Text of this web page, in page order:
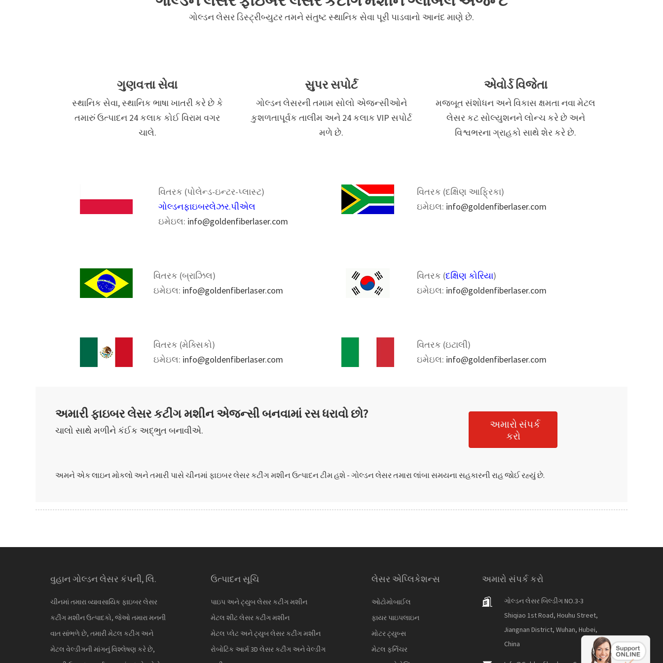
ગોલ્ડન લેસર ડિસ્ટ્રીબ્યુટર તમને સંતુષ્ટ સ્થાનિક સેવા પૂરી પાડવાનો આનંદ માણે છે.
ગુણવત્તા સેવા
સ્થાનિક સેવા, સ્થાનિક ભાષા ખાતરી કરે છે કે
તમારું ઉત્પાદન 24 કલાક કોઈ વિરામ વગર
ચાલે.
સુપર સપોર્ટ
ગોલ્ડન લેસરની તમામ સોલો એજન્સીઓને
કુશળતાપૂર્વક તાલીમ અને 24 કલાક VIP સપોર્ટ
મળે છે.
એવોર્ડ વિજેતા
મજબૂત સંશોધન અને વિકાસ ક્ષમતા નવા મેટલ
લેસર કટ સોલ્યુશનને લોન્ચ કરે છે અને
વિશ્વભરના ગ્રાહકો સાથે શેર કરે છે.
વિતરક (પોલેન્ડ-ઇન્ટર-પ્લાસ્ટ)
ગોલ્ડનફાઇબરલેઝર.પીએલ
ઇમેઇલ: info@goldenfiberlaser.com
વિતરક (દક્ષિણ આફ્રિકા)
ઇમેઇલ: info@goldenfiberlaser.com
વિતરક (બ્રાઝિલ)
ઇમેઇલ: info@goldenfiberlaser.com
વિતરક (દક્ષિણ કોરિયા)
ઇમેઇલ: info@goldenfiberlaser.com
વિતરક (મેક્સિકો)
ઇમેઇલ: info@goldenfiberlaser.com
વિતરક (ઇટાલી)
ઇમેઇલ: info@goldenfiberlaser.com
અમારી ફાઇબર લેસર કટીંગ મશીન એજન્સી બનવામાં રસ ધરાવો છો?
ચાલો સાથે મળીને કંઈક અદ્ભુત બનાવીએ.
અમારો સંપર્ક
કરો
અમને એક લાઇન મોકલો અને તમારી પાસે ચીનમાં ફાઇબર લેસર કટીંગ મશીન ઉત્પાદન ટીમ હશે - ગોલ્ડન લેસર તમારા લાંબા સમયના સહકારની રાહ જોઈ રહ્યું છે.
વુહાન ગોલ્ડન લેસર કંપની, લિ.
ચીનમાં તમારા વ્યાવસાયિક ફાઇબર લેસર
કટીંગ મશીન ઉત્પાદકો, જેઓ તમારા મનની
વાત સાંભળે છે, તમારી મેટલ કટીંગ અને
મેટલ વેલ્ડીંગની માંગનું વિશ્લેષણ કરે છે,
ઉત્પાદન સૂચિ
પાઇપ અને ટ્યુબ લેસર કટીંગ મશીન
મેટલ શીટ લેસર કટીંગ મશીન
મેટલ પ્લેટ અને ટ્યુબ લેસર કટીંગ મશીન
રોબોટિક આર્મ 3D લેસર કટીંગ અને વેલ્ડીંગ
લેસર એપ્લિકેશન્સ
ઓટોમોબાઈલ
ફાયર પાઇપલાઇન
મોટર ટ્યુબ્સ
મેટલ ફર્નિચર
અમારો સંપર્ક કરો
ગોલ્ડન લેસર બિલ્ડીંગ NO.3-3
Shiqiao 1st Road, Houhu Street,
Jiangnan District, Wuhan, Hubei,
China